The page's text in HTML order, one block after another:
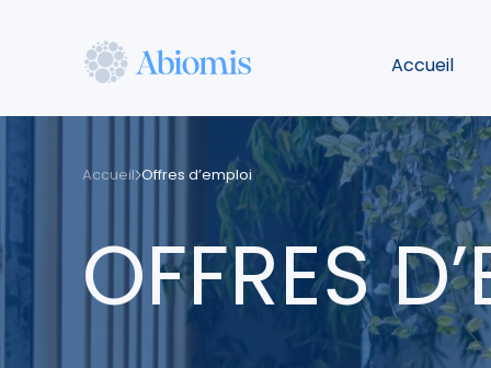
Accueil
Accueil Offres d’emploi
OFFRES